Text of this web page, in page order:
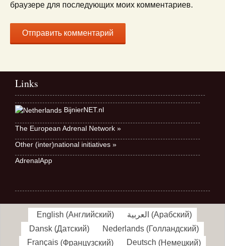
браузере для последующих моих комментариев.
Links
BijnierNET.nl
The European Adrenal Network »
Other (inter)national initiatives »
AdrenalApp
English (Английский) العربية (Арабский)
Dansk (Датский) Nederlands (Голландский)
Français (Французский) Deutsch (Немецкий)